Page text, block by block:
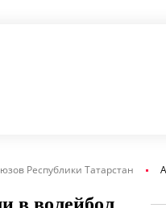
Республики Татарстан